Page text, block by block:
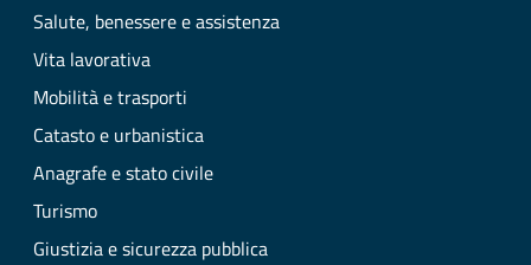
Salute, benessere e assistenza
Vita lavorativa
Mobilità e trasporti
Catasto e urbanistica
Anagrafe e stato civile
Turismo
Giustizia e sicurezza pubblica